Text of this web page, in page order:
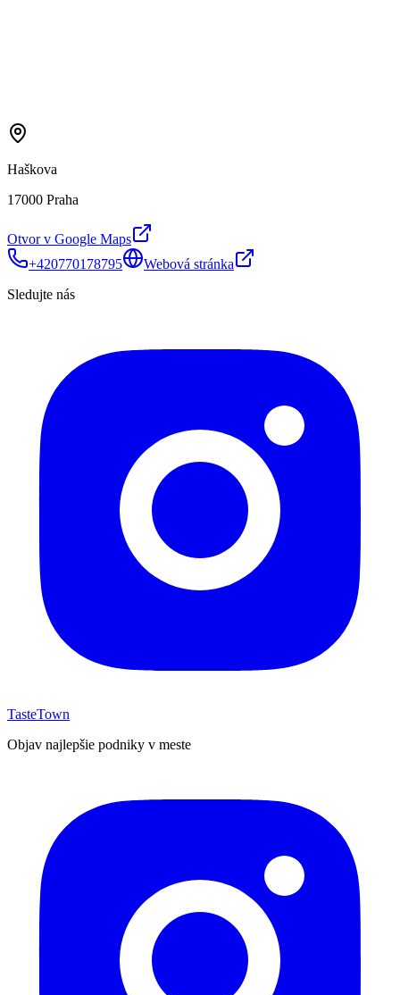
Haškova
17000 Praha
Otvor v Google Maps
+420770178795
Webová stránka
Sledujte nás
TasteTown
Objav najlepšie podniky v meste